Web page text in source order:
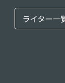
ライター一